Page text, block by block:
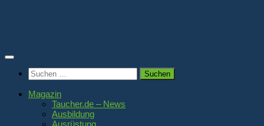
Suchen
nach:
Magazin
Taucher.de – News
Ausbildung